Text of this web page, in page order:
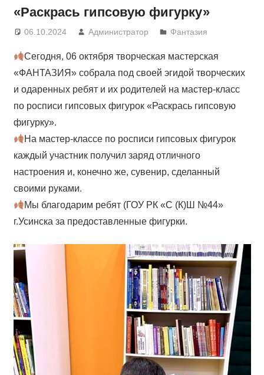
«Раскрась гипсовую фигурку»
06.10.2024 Администратор Фантазия
Сегодня, 06 октября творческая мастерская
«ФАНТАЗИЯ» собрала под своей эгидой творческих
и одаренных ребят и их родителей на мастер-класс
по росписи гипсовых фигурок «Раскрась гипсовую
фигурку».
На мастер-классе по росписи гипсовых фигурок
каждый участник получил заряд отличного
настроения и, конечно же, сувенир, сделанный
своими руками.
Мы благодарим ребят (ГОУ РК «С (К)Ш №44»
г.Усинска за предоставленные фигурки.